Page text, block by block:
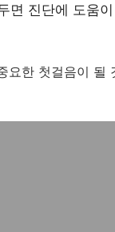
면 진단에 도움이
요한 첫걸음이 될